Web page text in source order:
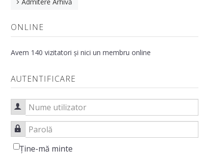
Examene
Informații utile
Reglementări
Admitere Arhivă
ONLINE
Avem 140 vizitatori și nici un membru online
AUTENTIFICARE
Nume utilizator
Parolă
Ţine-mă minte